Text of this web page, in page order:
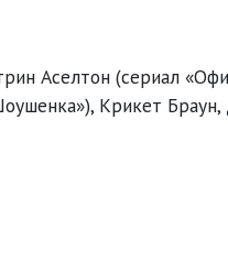
Аселтон (сериал
Крикет